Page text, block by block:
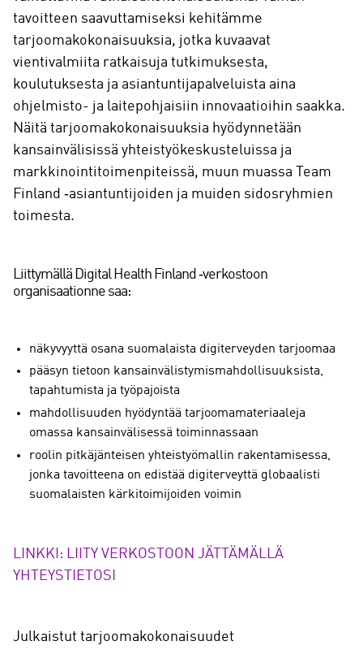
tavoitteen saavuttamiseksi kehitämme
tarjoomakokonaisuuksia, jotka kuvaavat
vientivalmiita ratkaisuja tutkimuksesta,
koulutuksesta ja asiantuntijapalveluista aina
ohjelmisto- ja laitepohjaisiin innovaatioihin saakka.
Näitä tarjoomakokonaisuuksia hyödynnetään
kansainvälisissä yhteistyökeskusteluissa ja
markkinointitoimenpiteissä, muun muassa Team
Finland ‑asiantuntijoiden ja muiden sidosryhmien
toimesta.
Liittymällä Digital Health Finland ‑verkostoon
organisaationne saa:
näkyvyyttä osana suomalaista digiterveyden tarjoomaa
pääsyn tietoon kansainvälistymismahdollisuuksista,
tapahtumista ja työpajoista
mahdollisuuden hyödyntää tarjoomamateriaaleja
omassa kansainvälisessä toiminnassaan
roolin pitkäjänteisen yhteistyömallin rakentamisessa,
jonka tavoitteena on edistää digiterveyttä globaalisti
suomalaisten kärkitoimijoiden voimin
LINKKI: LIITY VERKOSTOON JÄTTÄMÄLLÄ
YHTEYSTIETOSI
Julkaistut tarjoomakokonaisuudet